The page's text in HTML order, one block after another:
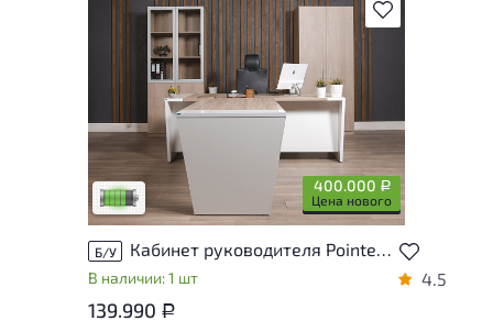
В избранное
400.000 Р
Цена нового
У товара присутствуют незначительные
следы эксплуатации, не влияющие на
удобство его использования
Низкая степень износа
Б/У Кабинет руководителя Pointex Asti ЛДСП Бук Россия
В наличии: 1 шт 4.5
139.990 Р